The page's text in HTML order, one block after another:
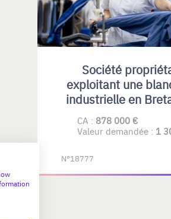
Société
exploitant une
industrielle en
CA : 878 000 €
Valeur demandée : 1
N°18777